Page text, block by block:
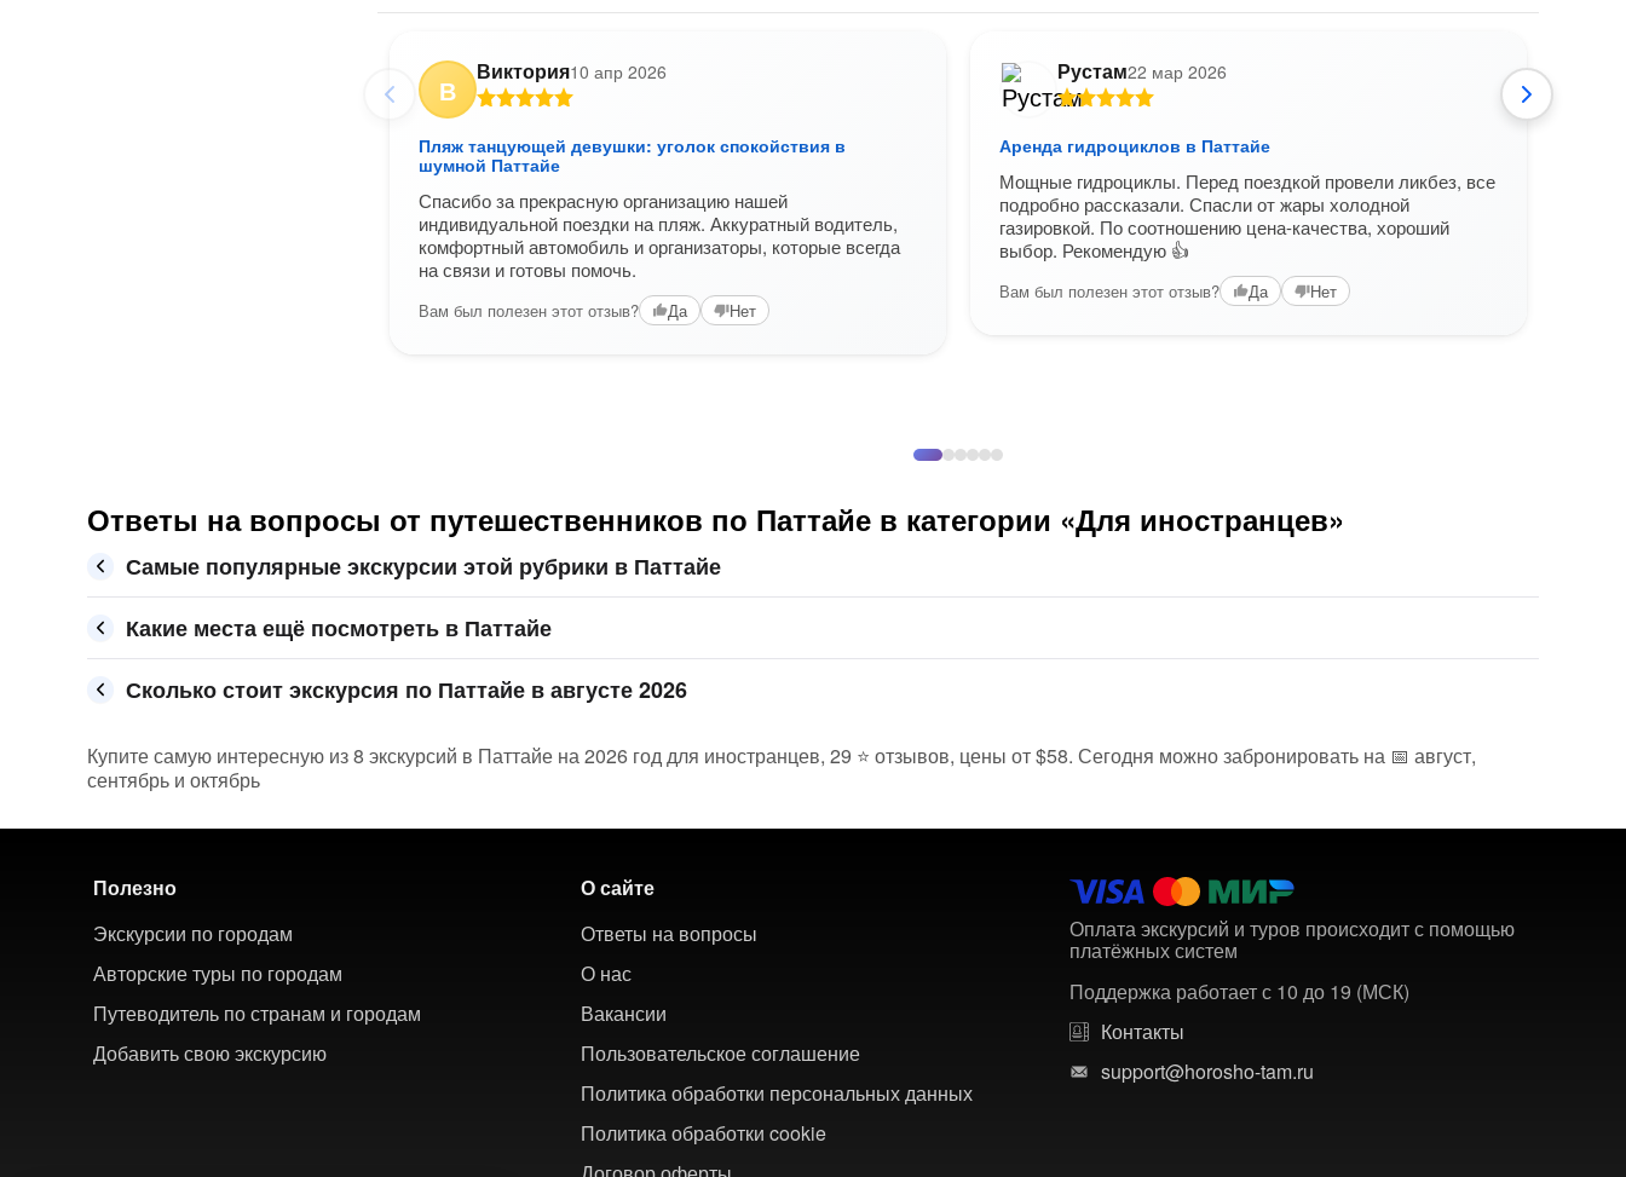
В
Виктория10 апр 2026
Пляж танцующей девушки: уголок спокойствия в
шумной Паттайе
Спасибо за прекрасную организацию нашей
индивидуальной поездки на пляж. Аккуратный водитель,
комфортный автомобиль и организаторы, которые всегда
на связи и готовы помочь.
Вам был полезен этот отзыв? Да Нет
Рустам22 мар 2026
Аренда гидроциклов в Паттайе
Мощные гидроциклы. Перед поездкой провели ликбез, все
подробно рассказали. Спасли от жары холодной
газировкой. По соотношению цена-качества, хороший
выбор. Рекомендую 👍
Вам был полезен этот отзыв? Да Нет
Ответы на вопросы от путешественников по Паттайе в категории «Для иностранцев»
Самые популярные экскурсии этой рубрики в Паттайе
Какие места ещё посмотреть в Паттайе
Сколько стоит экскурсия по Паттайе в августе 2026
Купите самую интересную из 8 экскурсий в Паттайе на 2026 год для иностранцев, 29 ⭐ отзывов, цены от $58. Сегодня можно забронировать на 📅 август,
сентябрь и октябрь
Полезно
Экскурсии по городам
Авторские туры по городам
Путеводитель по странам и городам
Добавить свою экскурсию
О сайте
Ответы на вопросы
О нас
Вакансии
Пользовательское соглашение
Политика обработки персональных данных
Политика обработки cookie
Оплата экскурсий и туров происходит с помощью
платёжных систем
Поддержка работает с 10 до 19 (МСК)
Контакты
support@horosho-tam.ru